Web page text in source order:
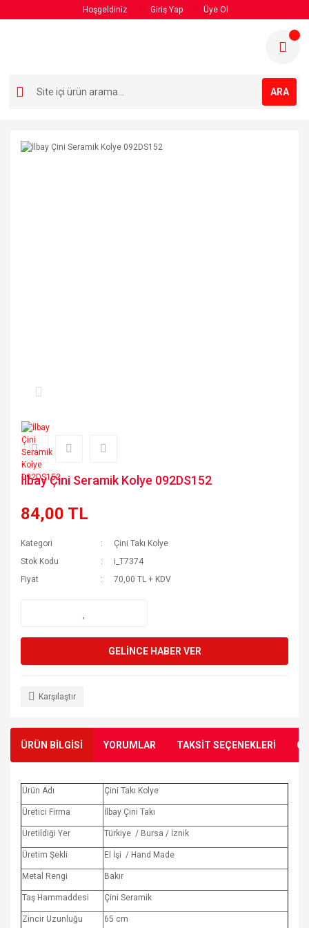
Hoşgeldiniz Giriş Yap Üye Ol
ARA
İlbay Çini Seramik Kolye 092DS152
84,00 TL
Kategori
Çini Takı Kolye
Stok Kodu
i_T7374
Fiyat
70,00 TL + KDV
GELİNCE HABER VER
Karşılaştır
ÜRÜN BİLGİSİ YORUMLAR TAKSİT SEÇENEKLERİ
Ürün Adı Çini Takı Kolye
Üretici Firma İlbay Çini Takı
Üretildiği Yer Türkiye / Bursa / İznik
Üretim Şekli El İşi / Hand Made
Metal Rengi Bakır
Taş Hammaddesi Çini Seramik
Zincir Uzunluğu 65 cm